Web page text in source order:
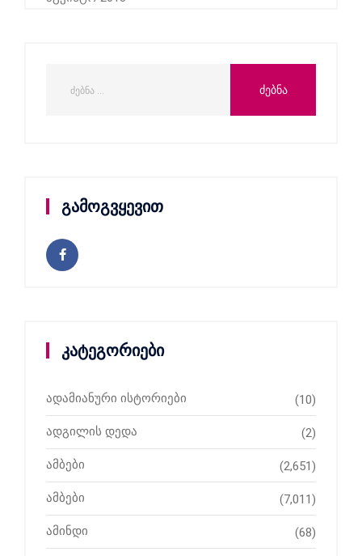
გამოგვყევით
კატეგორიები
ადამიანური ისტორიები (10)
ადგილის დედა (2)
ამბები (2,651)
ამბები (7,011)
ამინდი (68)